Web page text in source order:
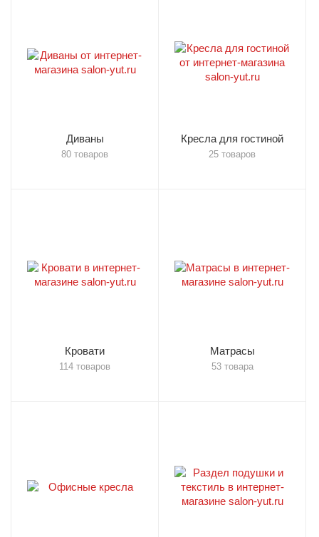
Диваны
80 товаров
Кресла для гостиной
25 товаров
Кровати
114 товаров
Матрасы
53 товара